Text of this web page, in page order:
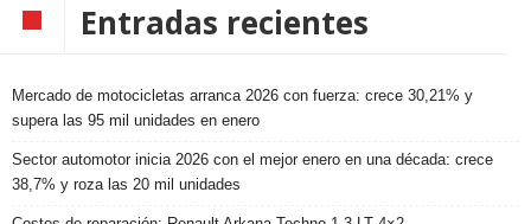
Entradas recientes
Mercado de motocicletas arranca 2026 con fuerza: crece 30,21% y
supera las 95 mil unidades en enero
Sector automotor inicia 2026 con el mejor enero en una década: crece
38,7% y roza las 20 mil unidades